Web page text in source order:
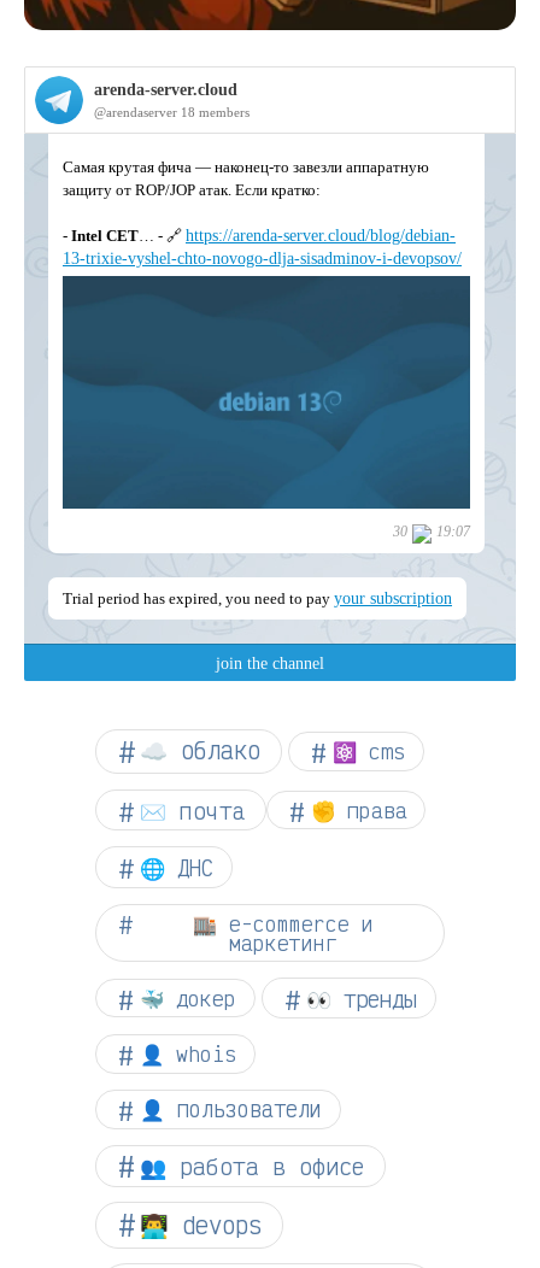
☁︎ облако ⚛ cms
✉️ почта ✊ права
🌐 ДНС
🏬 e-commerce и
маркетинг
🐳 докер 👀 тренды
👤 whois
👤 пользователи
👥 работа в офисе
👨‍💻 devops